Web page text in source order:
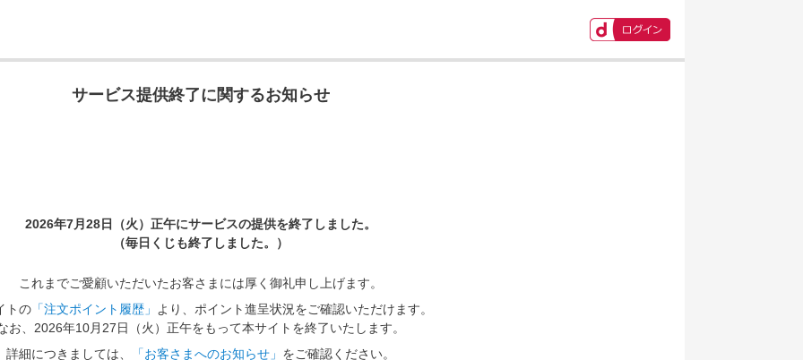
サービス提供終了に関するお知らせ
2026年7月28日（火）正午にサービスの提供を終了しました。
（毎日くじも終了しました。）
これまでご愛顧いただいたお客さまには厚く御礼申し上げます。
トの 「注文ポイント履歴」
より、ポイント進呈状況をご確認いただけます。
お、2026年10月27日（火）正午をもって本サイトを終了いたします。
詳細につきましては、
「お客さまへのお知らせ」 をご確認ください。